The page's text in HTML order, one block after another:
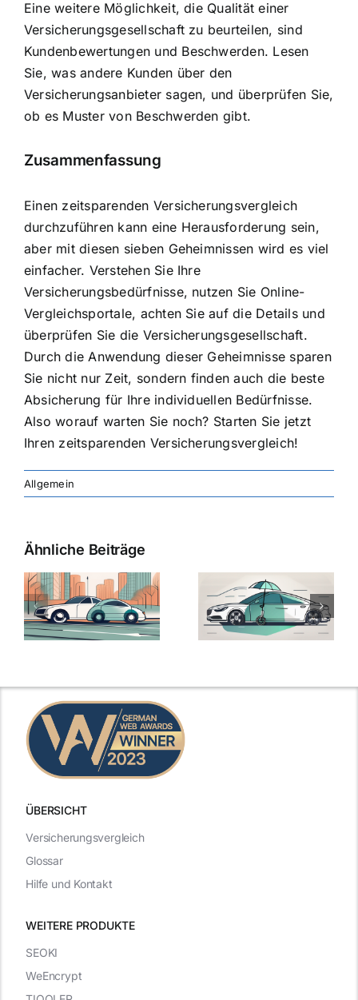
Eine weitere Möglichkeit, die Qualität einer
Versicherungsgesellschaft zu beurteilen, sind
Kundenbewertungen und Beschwerden. Lesen
Sie, was andere Kunden über den
Versicherungsanbieter sagen, und überprüfen Sie,
ob es Muster von Beschwerden gibt.
Zusammenfassung
Einen zeitsparenden Versicherungsvergleich
durchzuführen kann eine Herausforderung sein,
aber mit diesen sieben Geheimnissen wird es viel
einfacher. Verstehen Sie Ihre
Versicherungsbedürfnisse, nutzen Sie Online-
Vergleichsportale, achten Sie auf die Details und
überprüfen Sie die Versicherungsgesellschaft.
Durch die Anwendung dieser Geheimnisse sparen
Sie nicht nur Zeit, sondern finden auch die beste
Absicherung für Ihre individuellen Bedürfnisse.
Also worauf warten Sie noch? Starten Sie jetzt
Ihren zeitsparenden Versicherungsvergleich!
Allgemein
Ähnliche Beiträge
ÜBERSICHT
WEITERE PRODUKTE
Versicherungsvergleich
Glossar
Hilfe und Kontakt
SEOKI
WeEncrypt